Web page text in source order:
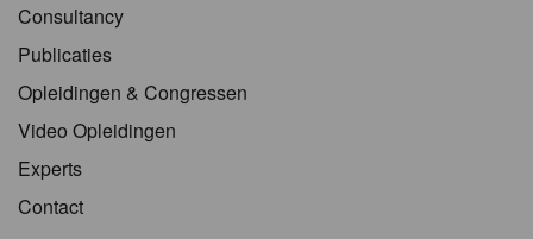
Consultancy
Publicaties
Opleidingen & Congressen
Video Opleidingen
Experts
Contact